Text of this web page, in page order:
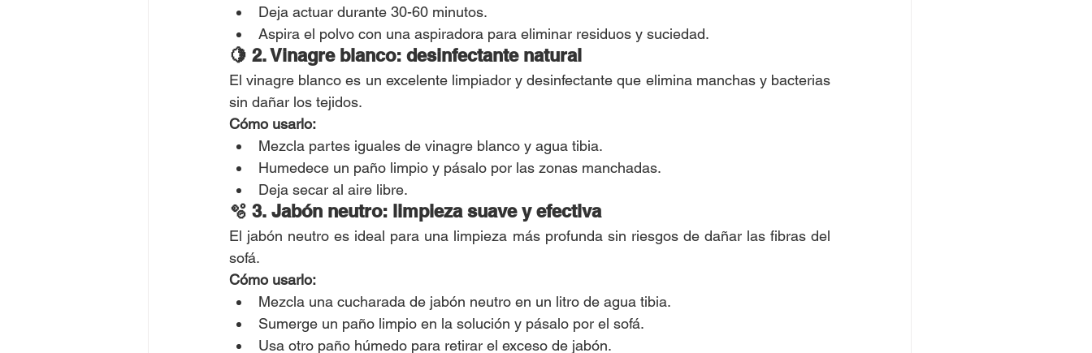
Deja actuar durante 30-60 minutos.
Aspira el polvo con una aspiradora para eliminar residuos y suciedad.
🍋 2. Vinagre blanco: desinfectante natural
El vinagre blanco es un excelente limpiador y desinfectante que elimina manchas y bacterias
sin dañar los tejidos.
Cómo usarlo:
Mezcla partes iguales de vinagre blanco y agua tibia.
Humedece un paño limpio y pásalo por las zonas manchadas.
Deja secar al aire libre.
🫧 3. Jabón neutro: limpieza suave y efectiva
El jabón neutro es ideal para una limpieza más profunda sin riesgos de dañar las fibras del
sofá.
Cómo usarlo:
Mezcla una cucharada de jabón neutro en un litro de agua tibia.
Sumerge un paño limpio en la solución y pásalo por el sofá.
Usa otro paño húmedo para retirar el exceso de jabón.